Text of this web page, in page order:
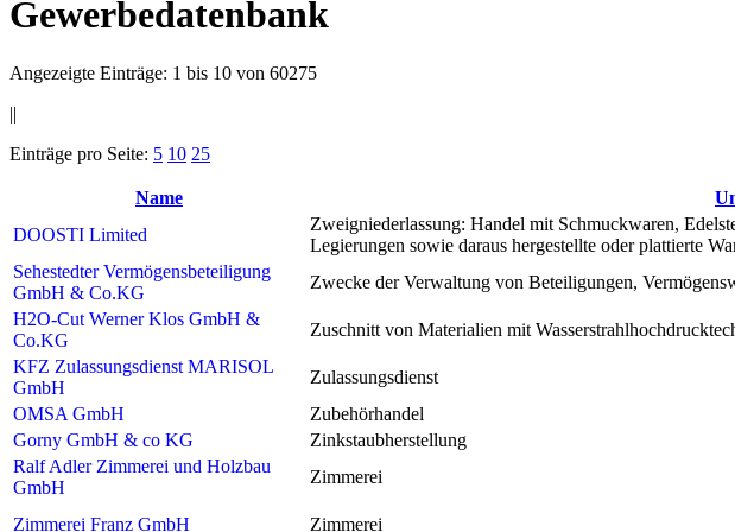
Gewerbedatenbank
Angezeigte Einträge: 1 bis 10 von 60275
||
Einträge pro Seite: 5 10 25
Name
DOOSTI Limited
Zweigniederlassung: Handel mit Schmuckwaren,
Legierungen sowie daraus hergestellte oder plattierte
Sehestedter Vermögensbeteiligung
GmbH & Co.KG
Zwecke der Verwaltung von Beteiligungen,
H2O-Cut Werner Klos GmbH &
Co.KG
Zuschnitt von Materialien mit
KFZ Zulassungsdienst MARISOL
GmbH
Zulassungsdienst
OMSA GmbH
Zubehörhandel
Gorny GmbH & co KG
Zinkstaubherstellung
Ralf Adler Zimmerei und Holzbau
GmbH
Zimmerei
Zimmerei Franz GmbH Zimmerei